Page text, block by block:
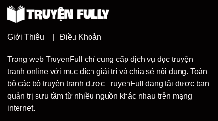
Giới Thiệu Điều Khoản
Trang web TruyenFull chỉ cung cấp dịch vụ đọc truyện
tranh online với mục đích giải trí và chia sẻ nội dung. Toàn
bộ các bộ truyện tranh được TruyenFull đăng tải được bạn
quản trị sưu tầm từ nhiều nguồn khác nhau trên mạng
internet.